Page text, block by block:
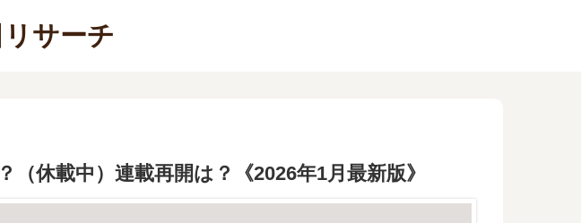
サーチ
休載中）連載再開は？《2026年1月最新版》